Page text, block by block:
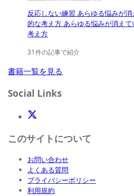
反応しない練習 あらゆる悩みが
的な考え方 あらゆる悩みが消え
考え方
31件の記事で紹介
書籍一覧を見る
Social Links
X(Twitter)
このサイトについて
お問い合わせ
よくある質問
プライバシーポリシー
利用規約